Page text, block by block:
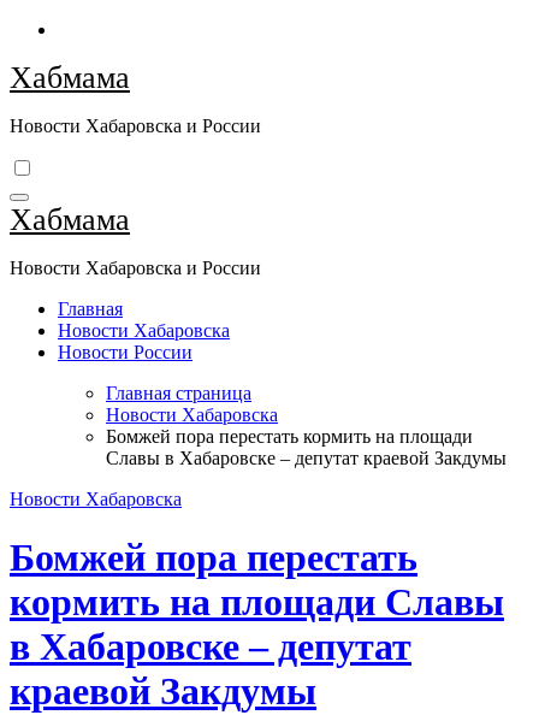
Перейти
содержимому
Хабмама
Новости Хабаровска и России
Хабмама
Новости Хабаровска и России
Главная
Новости Хабаровска
Новости России
Главная страница
Новости Хабаровска
Бомжей пора перестать кормить на площади
Славы в Хабаровске – депутат краевой Закдумы
Новости Хабаровска
Бомжей пора перестать
кормить на площади Славы
в Хабаровске – депутат
краевой Закдумы